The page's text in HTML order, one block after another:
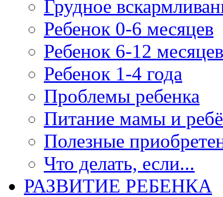
Грудное
Ребенок 0-6 месяцев
Ребенок 6-12 месяцев
Ребенок 1-4 года
Проблемы ребенка
Питание мамы и
Полезные
Что делать, если...
РАЗВИТИЕ РЕБЕНКА